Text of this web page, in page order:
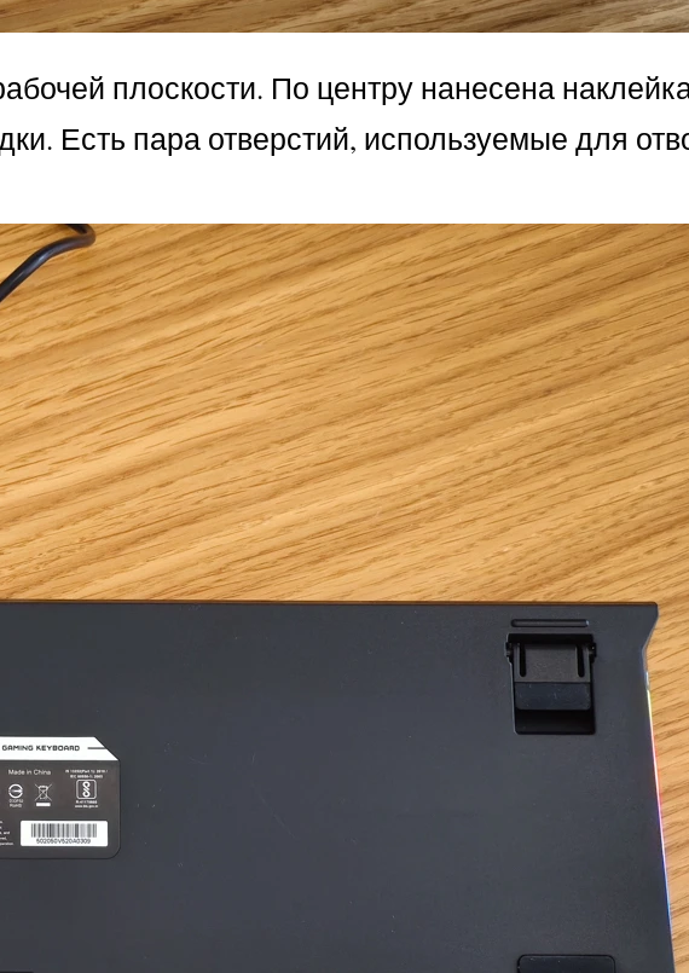
плоскости. По центру нанесена
Есть пара отверстий, используемые для